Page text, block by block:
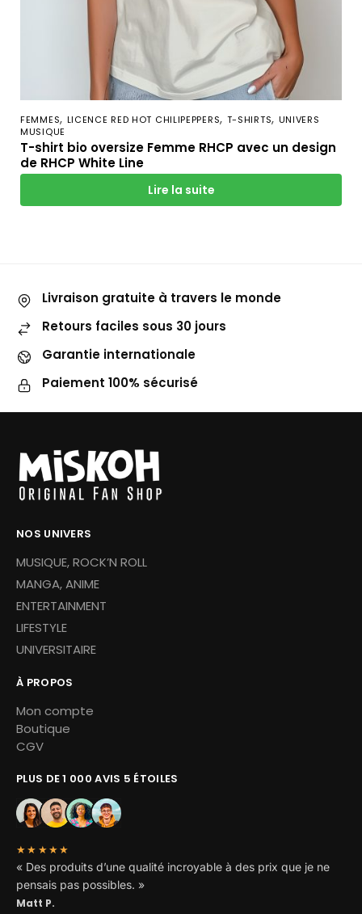
FEMMES, LICENCE RED HOT CHILIPEPPERS, T-SHIRTS, UNIVERS
MUSIQUE
T-shirt bio oversize Femme RHCP avec un design
de RHCP White Line
Lire la suite
Livraison gratuite à travers le monde
Retours faciles sous 30 jours
Garantie internationale
Paiement 100% sécurisé
NOS UNIVERS
MUSIQUE, ROCK’N ROLL
MANGA, ANIME
ENTERTAINMENT
LIFESTYLE
UNIVERSITAIRE
À PROPOS
Mon compte
Boutique
CGV
PLUS DE 1 000 AVIS 5 ÉTOILES
★★★★★
« Des produits d’une qualité incroyable à des prix que je ne
pensais pas possibles. »
Matt P.